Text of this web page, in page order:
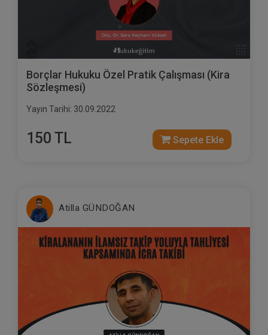
Borçlar Hukuku Özel Pratik Çalışması (Kira
Sözleşmesi)
Yayın Tarihi: 30.09.2022
150 TL Sepete Ekle
Atilla GÜNDOĞAN